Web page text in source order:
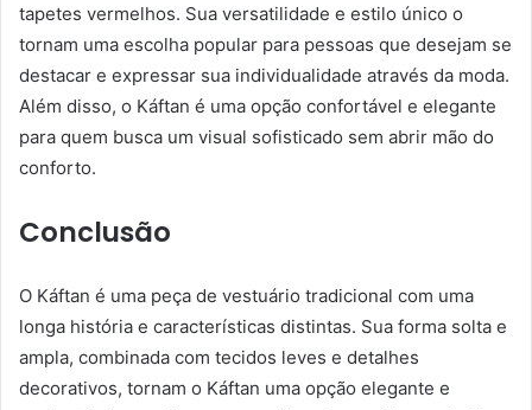
tapetes vermelhos. Sua versatilidade e estilo único o
tornam uma escolha popular para pessoas que desejam se
destacar e expressar sua individualidade através da moda.
Além disso, o Káftan é uma opção confortável e elegante
para quem busca um visual sofisticado sem abrir mão do
conforto.
Conclusão
O Káftan é uma peça de vestuário tradicional com uma
longa história e características distintas. Sua forma solta e
ampla, combinada com tecidos leves e detalhes
decorativos, tornam o Káftan uma opção elegante e